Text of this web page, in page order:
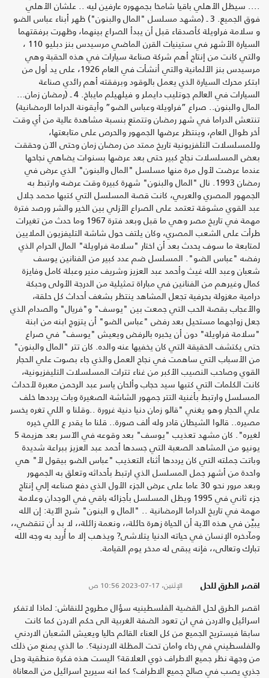
.... سيظل الأهلي باقيا شامخا بجمهوره عارفين ليه .. علشان الأهلي
فوق الجميع. 3 ـ (مشهد مسلسل "المال والبنون") ظهر أبناء عباس الضو
و سلامة فراويلة كأصدقاء قبل أن يبدأ الصراع بينهما، وظهرت برفقتهما
السيارة الأشهر في ستينيات القرن الماضي مرسيدس بنز دبليو 110 ،
والتي كانت من إنتاج أهم شركة صناعة سيارات في هذه الحقبة وهي
مرسيدس بنز الألمانية والتي أنشأت في العام 1926، على يد أول من
ابتكر محرك السيارة الذي يعمل بالوقود وبرفقته أهم رائدي صناعة
السيارات في العالم جوتليب دايملر و فيلهيلم مايباخ. 4 ـ (رمضان زمان…
المال والبنون.. صراع ”فراويلة وعباس الضو” وأيقونة الدراما الرمضانية)
تنتعش الدراما في شهر رمضان وتتمتع بنسبة مشاهدة عالية من أي وقت
أخر طوال العام، وينتظر عرضها الجمهور والحرص على متابعتها،
وللمسلسلات التلفزيونية تاريخ ممتد من رمضان زمان وحتى الآن وحققت
بعض المسلسلات نجاح كبير حتى بعد عرضها بسنوات يضاهي نجاحها
عندما عرضت لأول مرة منها مسلسل "المال والبنون" الذي عرض في
رمضان 1993. نال "المال والبنون" شهرة كبيرة وقت عرضه وارتبط به
الجمهور المصري والعربي، كانت قصة المسلسل التي كتبها محمد جلال
عبد القوي مشوقة تعتمد على الصراع الأزلي بين الخير والشر ورصد فترة
مهمة في تاريخ مصر وهي ما قبل وبعد فترة 1967 وما حدث من تغيرات
طرأت على الشعب المصري، وكان يلتف حول شاشة التليفزيون الملايين
لمتابعة ما سوف يحدث بعد أن اختار "سلامة فراويلة" المال الحرام الذي
رفضه "عباس الضو". المسلسل ضم عدد كبير من الفنانين يوسف
شعبان وعبد الله غيث وأحمد عبد العزيز وشريف منير وعبلة كامل وفايزة
كمال وغيرهم من الفنانين في مباراة تمثيلية من الدرجة الأولى وحبكة
درامية مغزولة بحرفية تجعل المشاهد ينتظر بشغف أحداث كل حلقة،
والأعجاب بقصة الحب التي جمعت بين "يوسف" و"فريال" والصدام الذي
جعل زواجهما مستحيل بعد رفض "عباس الضو" أن يتزوج ابنه من ابنة
"سلامة فراويلة" دون أن يخبره بالرفض ويعيش "يوسف" في صراع
حتى يكتشف الحقيقة التي كان يخفيها عنه والده. كان تتر "المال والبنون"
من الأسباب التي ساهمت في نجاح العمل والذي جاء بصوت علي الحجار
القوي وصاحب النصيب الأكبر من غناء تترات المسلسلات التليفزيونية،
كانت الكلمات التي كتبها سيد حجاب وألحان ياسر عبد الرحمن معبرة لأحداث
المسلسل وارتبط بأغنية التتر جمهور الشاشة الصغيرة وبات يرددها خلف
علي الحجار وهو يغني "قالو زمان دنيا دنية غرورة ..وقلنا و اللي تغره يخسر
مصيره.. قالوا الشيطان قادر وله ألف صورة.. قلنا ما يقدر ع اللي خيره
لغيره". كان مشهد تعذيب "يوسف" بعد وقوعه في الآسر بعد هزيمة 5
يونيو من المشاهد الصعبة التي جسدها أحمد عبد العزيز ببراعة شديدة
وباتت جملته التي كان يرددها أثناء التعذيب "عباس الضو بيقول لأ" هي
واحدة من أشهر جمل المسلسل الذي ارتبط بأحداثه وتعلق به الجمهور
وبعد مرور نحو 30 عاما على عرض الجزء الأول الذي دفع صناعه إلي إنتاج
جزء ثاني في 1995 ويظل المسلسل بأجزائه باقي في الوجدان وعلامة
مهمة في تاريخ الدراما الرمضانية .. "المال و البنون" شرح الآية: إن الله
يبيِّن في هذه الآية أن الحياة زهرة حائلة،، ونعمة زائلة،، لا بد أن تنقضي،،
ومآدخره الإنسان في حياته الدنيا يتلاشى? ويذهب إلا ما أُريد به وجه الله
تبارك وتعالى،، فإنه يبقى له مدخر يوم القيامة.
اقصر الطرق للحل الإثنين، 17-07-2023 10:56 ص
اقصر الطرق لحل القضية الفلسطينيه سؤال مطروح للنقاش: لماذا لاتفكر
اسرائيل والاردن في ان تعود الضفة الغربية الى حكم الاردن كما كانت
سابقا فيستريح الجميع من كل العناء القائم حاليا ويعيش الشعبان الاردني
والفلسطيني في رخاء وامان تحت المظلة الاردنية؟. ما الذي يمنع من ذلك
من وجهة نظر جميع الاطراف ذوي العلاقة؟ اليست هذه فكرة منطقية وحل
جذري يصب في صالح جميع الاطراف؟ كما انه سيريح اسرائيل من المعاناة